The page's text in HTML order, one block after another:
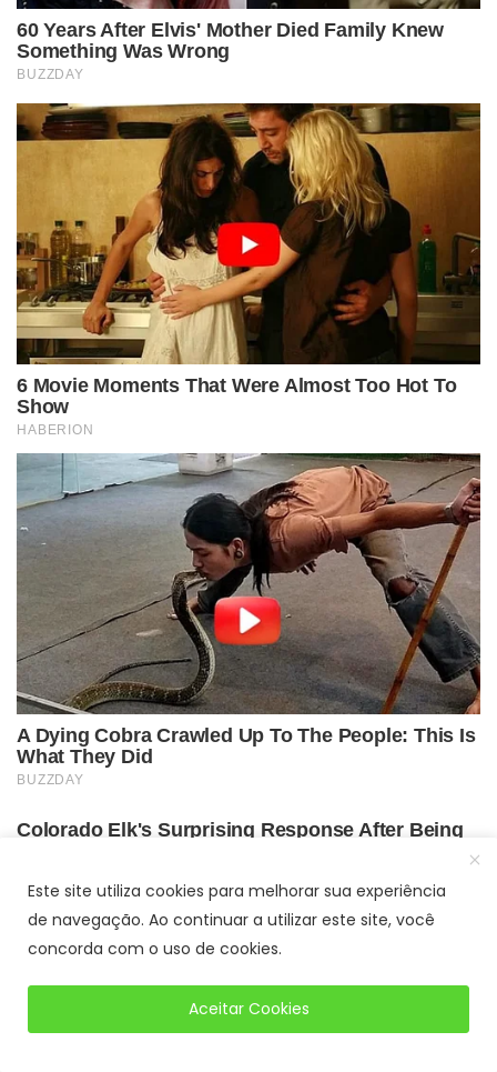
Este site utiliza cookies para melhorar sua experiência
de navegação. Ao continuar a utilizar este site, você
concorda com o uso de cookies.
Aceitar Cookies